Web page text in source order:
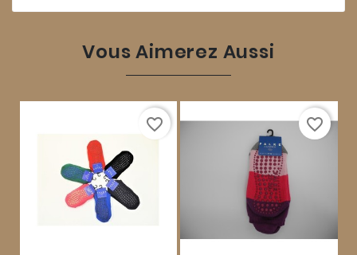
Vous Aimerez Aussi
favorite_border favorite_border